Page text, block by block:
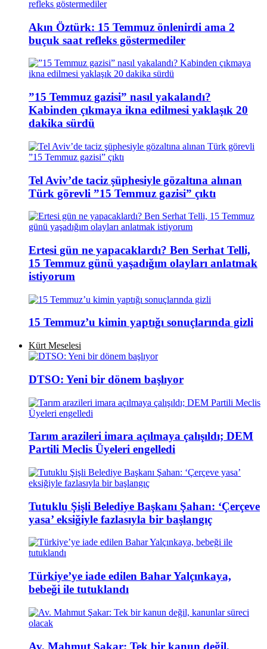
Akın Öztürk: 15 Temmuz önlenirdi ama 2
buçuk saat refleks göstermediler
”15 Temmuz gazisi” nasıl yakalandı?
Kabinden çıkmaya ikna edilmesi yaklaşık 20
dakika sürdü
Tel Aviv’de taciz şüphesiyle gözaltına alınan
Türk görevli ”15 Temmuz gazisi” çıktı
Ertesi gün ne yapacaklardı? Ben Serhat Telli,
15 Temmuz günü yaşadığım olayları anlatmak
istiyorum
15 Temmuz’u kimin yaptığı sonuçlarında gizli
Kürt Meselesi
DTSO: Yeni bir dönem başlıyor
Tarım arazileri imara açılmaya çalışıldı; DEM
Partili Meclis Üyeleri engelledi
Tutuklu Şişli Belediye Başkanı Şahan: ‘Çerçeve
yasa’ eksiğiyle fazlasıyla bir başlangıç
Türkiye’ye iade edilen Bahar Yalçınkaya,
bebeği ile tutuklandı
Av. Mahmut Şakar: Tek bir kanun değil,